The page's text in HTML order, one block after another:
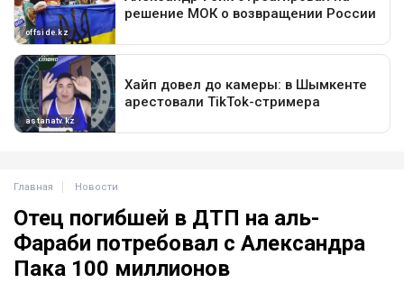
Главная Новости
Отец погибшей в ДТП на аль-
Фараби потребовал с Александра
Пака 100 миллионов